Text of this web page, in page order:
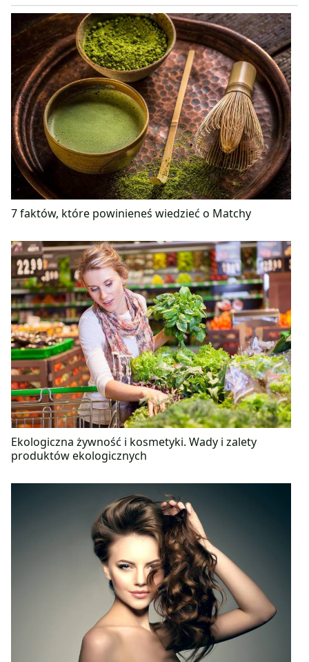
7 faktów, które powinieneś wiedzieć o Matchy
Ekologiczna żywność i kosmetyki. Wady i zalety
produktów ekologicznych